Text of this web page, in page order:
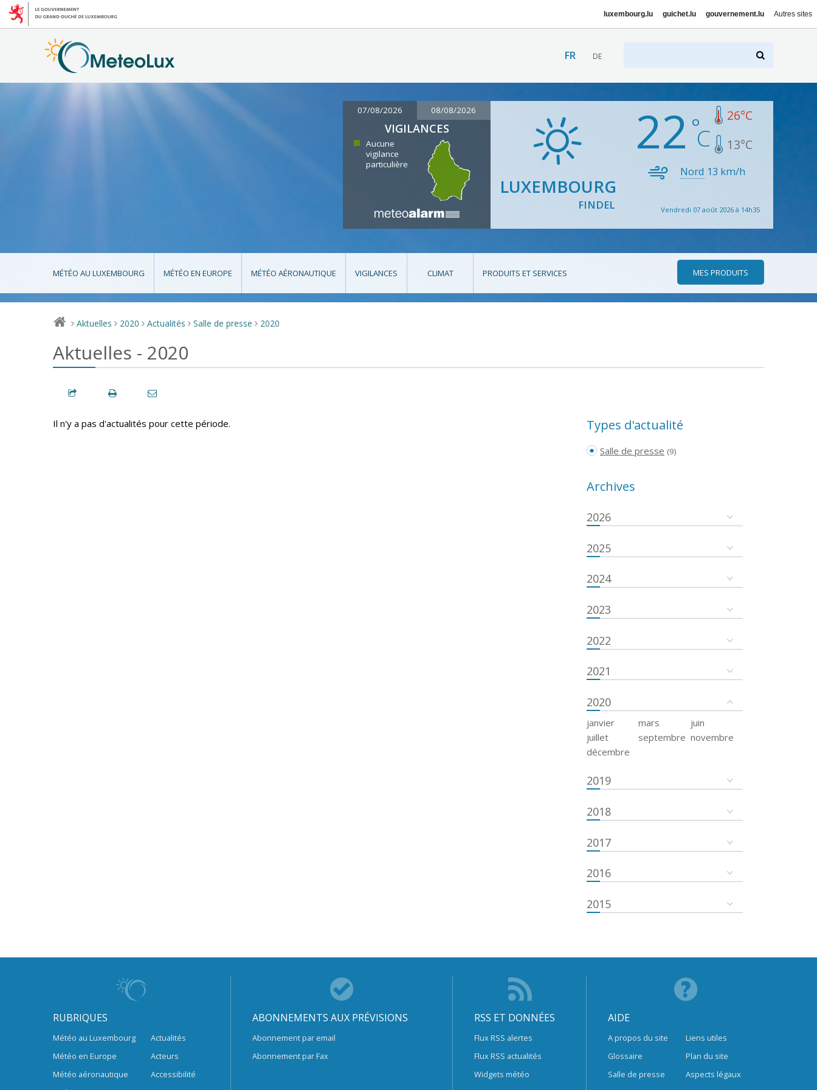
luxembourg.lu guichet.lu gouvernement.lu Autres sites
FR DE
07/08/2026 08/08/2026
VIGILANCES
Aucune
vigilance
particulière
LUXEMBOURG
FINDEL
22 26°C
13°C
Nord 13 km/h
Vendredi 07 août 2026 à 14h35
MÉTÉO AU LUXEMBOURG MÉTÉO EN EUROPE MÉTÉO AÉRONAUTIQUE VIGILANCES CLIMAT PRODUITS ET SERVICES MES PRODUITS
> Aktuelles > 2020 > Actualités > Salle de presse > 2020
Aktuelles - 2020
Il n'y a pas d'actualités pour cette période. Types d'actualité
Salle de presse (9)
Archives
2026
2025
2024
2023
2022
2021
2020
janvier mars
juin
juillet
septembre novembre
décembre
2019
2018
2017
2016
2015
RUBRIQUES
Météo au Luxembourg
Météo en Europe
Météo aéronautique
Actualités
Acteurs
Accessibilité
ABONNEMENTS AUX PRÉVISIONS
Abonnement par email
Abonnement par Fax
RSS ET DONNÉES
Flux RSS alertes
Flux RSS actualités
Widgets météo
AIDE
A propos du site
Glossaire
Salle de presse
Liens utiles
Plan du site
Aspects légaux